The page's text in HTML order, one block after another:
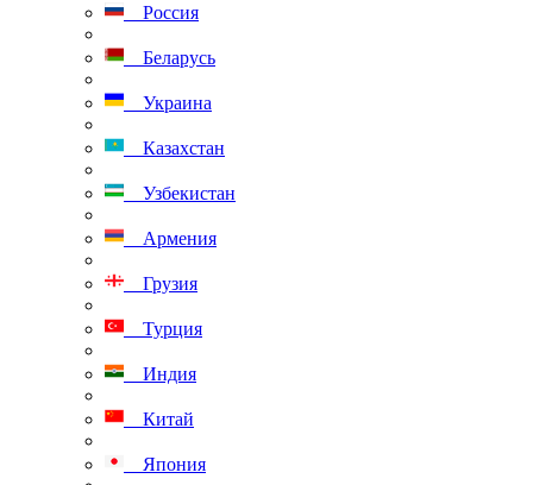
Россия
Беларусь
Украина
Казахстан
Узбекистан
Армения
Грузия
Турция
Индия
Китай
Япония